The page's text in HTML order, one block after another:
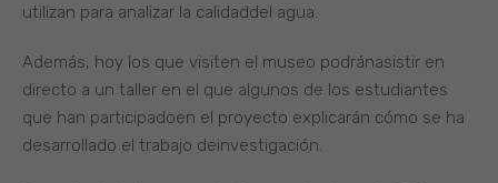
utilizan para analizar la calidaddel agua.
Además, hoy los que visiten el museo podránasistir en
directo a un taller en el que algunos de los estudiantes
que han participadoen el proyecto explicarán cómo se ha
desarrollado el trabajo deinvestigación.